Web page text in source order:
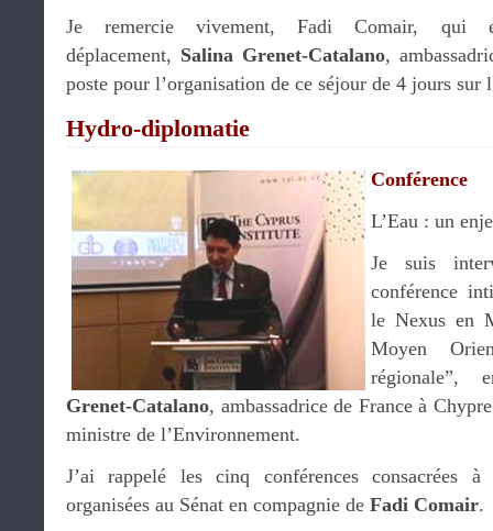
Je remercie vivement, Fadi Comair,
déplacement, Salina Grenet-Catalano,
poste pour l’organisation de ce séjour de 4 jours sur
Hydro-diplomatie
Conférence
L’Eau : un
Je suis
conférence
le Nexus en
Moyen
Grenet-Catalano, ambassadrice de France à
ministre de l’Environnement.
J’ai rappelé les cinq conférences consacrées
organisées au Sénat en compagnie de Fadi Comair.